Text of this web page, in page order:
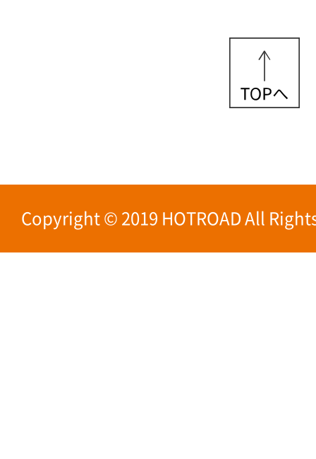
Copyright © 2019 HOTROAD All